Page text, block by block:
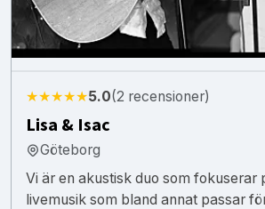
★★★★★5.0(2 recensioner)
Lisa & Isac
Göteborg
Vi är en akustisk duo som fokuserar
livemusik som bland annat passar